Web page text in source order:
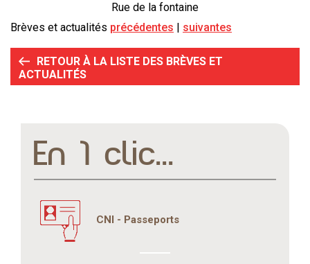
Rue de la fontaine
Brèves et actualités précédentes suivantes
RETOUR À LA LISTE DES BRÈVES ET
ACTUALITÉS
En 1 clic...
CNI - Passeports